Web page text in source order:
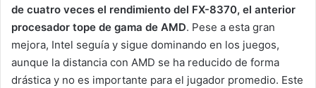
de cuatro veces el rendimiento del FX-8370, el anterior
procesador tope de gama de AMD. Pese a esta gran
mejora, Intel seguía y sigue dominando en los juegos,
aunque la distancia con AMD se ha reducido de forma
drástica y no es importante para el jugador promedio. Este